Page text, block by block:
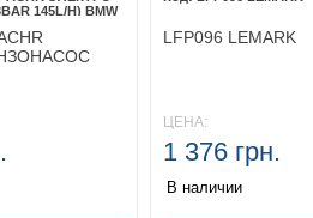
145L/H) BMW
LFP096 LEMARK
ЦЕНА:
1 376 грн.
В наличии